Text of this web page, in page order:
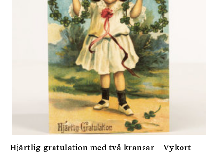
Hjärtlig gratulation med två kransar – Vykort